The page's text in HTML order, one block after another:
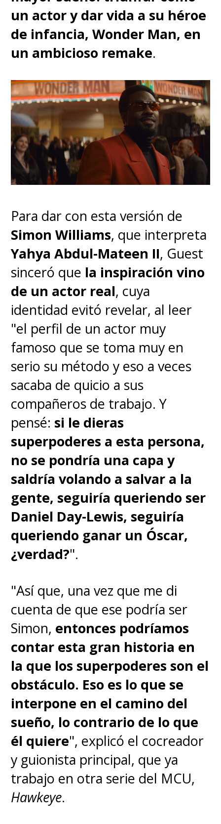
un actor y dar vida a su héroe
de infancia, Wonder Man, en
un ambicioso remake.
Para dar con esta versión de
Simon Williams, que interpreta
Yahya Abdul-Mateen II, Guest
sinceró que la inspiración vino
de un actor real, cuya
identidad evitó revelar, al leer
"el perfil de un actor muy
famoso que se toma muy en
serio su método y eso a veces
sacaba de quicio a sus
compañeros de trabajo. Y
pensé: si le dieras
superpoderes a esta persona,
no se pondría una capa y
saldría volando a salvar a la
gente, seguiría queriendo ser
Daniel Day-Lewis, seguiría
queriendo ganar un Óscar,
¿verdad?".
"Así que, una vez que me di
cuenta de que ese podría ser
Simon, entonces podríamos
contar esta gran historia en
la que los superpoderes son el
obstáculo. Eso es lo que se
interpone en el camino del
sueño, lo contrario de lo que
él quiere", explicó el cocreador
y guionista principal, que ya
trabajo en otra serie del MCU,
Hawkeye.